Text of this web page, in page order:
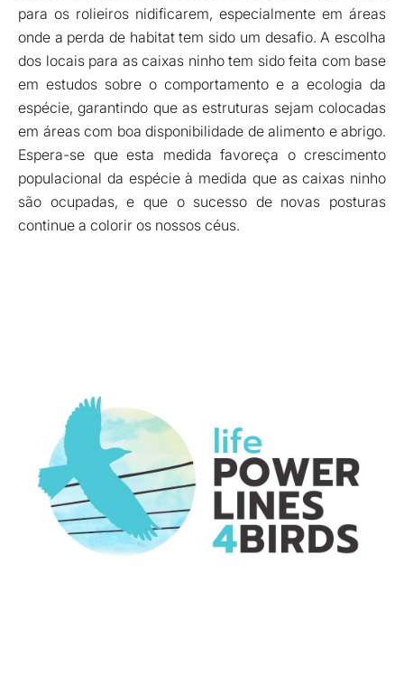
para os rolieiros nidificarem, especialmente em áreas
onde a perda de habitat tem sido um desafio. A escolha
dos locais para as caixas ninho tem sido feita com base
em estudos sobre o comportamento e a ecologia da
espécie, garantindo que as estruturas sejam colocadas
em áreas com boa disponibilidade de alimento e abrigo.
Espera-se que esta medida favoreça o crescimento
populacional da espécie à medida que as caixas ninho
são ocupadas, e que o sucesso de novas posturas
continue a colorir os nossos céus.